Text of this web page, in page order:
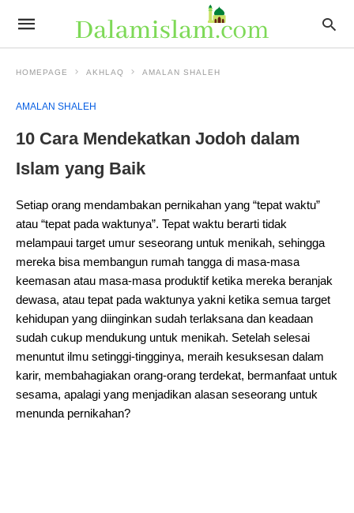
HOMEPAGE AKHLAQ AMALAN SHALEH
AMALAN SHALEH
10 Cara Mendekatkan Jodoh dalam
Islam yang Baik
Setiap orang mendambakan pernikahan yang “tepat waktu”
atau “tepat pada waktunya”. Tepat waktu berarti tidak
melampaui target umur seseorang untuk menikah, sehingga
mereka bisa membangun rumah tangga di masa-masa
keemasan atau masa-masa produktif ketika mereka beranjak
dewasa, atau tepat pada waktunya yakni ketika semua target
kehidupan yang diinginkan sudah terlaksana dan keadaan
sudah cukup mendukung untuk menikah. Setelah selesai
menuntut ilmu setinggi-tingginya, meraih kesuksesan dalam
karir, membahagiakan orang-orang terdekat, bermanfaat untuk
sesama, apalagi yang menjadikan alasan seseorang untuk
menunda pernikahan?